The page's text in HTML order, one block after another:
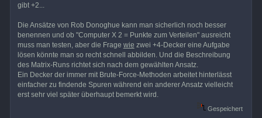
gibt +2...
Die Ansätze von Rob Donoghue kann man sicherlich noch besser
benennen und ob "Computer X 2 = Punkte zum Verteilen" ausreicht
muss man testen, aber die Frage wie zwei +4-Decker eine Aufgabe
lösen könnte man so recht schnell abbilden. Und die Beschreibung
des Matrix-Runs richtet sich nach dem gewählten Ansatz.
Ein Decker der immer mit Brute-Force-Methoden arbeitet hinterlässt
einfacher zu findende Spuren während ein anderer Ansatz vielleicht
erst sehr viel später überhaupt bemerkt wird.
Gespeichert